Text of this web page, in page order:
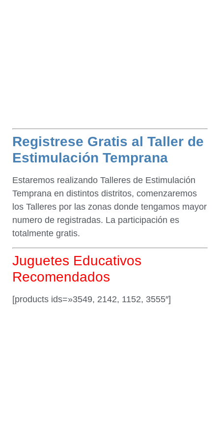
Registrese Gratis al Taller de
Estimulación Temprana
Estaremos realizando Talleres de Estimulación
Temprana en distintos distritos, comenzaremos
los Talleres por las zonas donde tengamos mayor
numero de registradas. La participación es
totalmente gratis.
Juguetes Educativos
Recomendados
[products ids=»3549, 2142, 1152, 3555″]